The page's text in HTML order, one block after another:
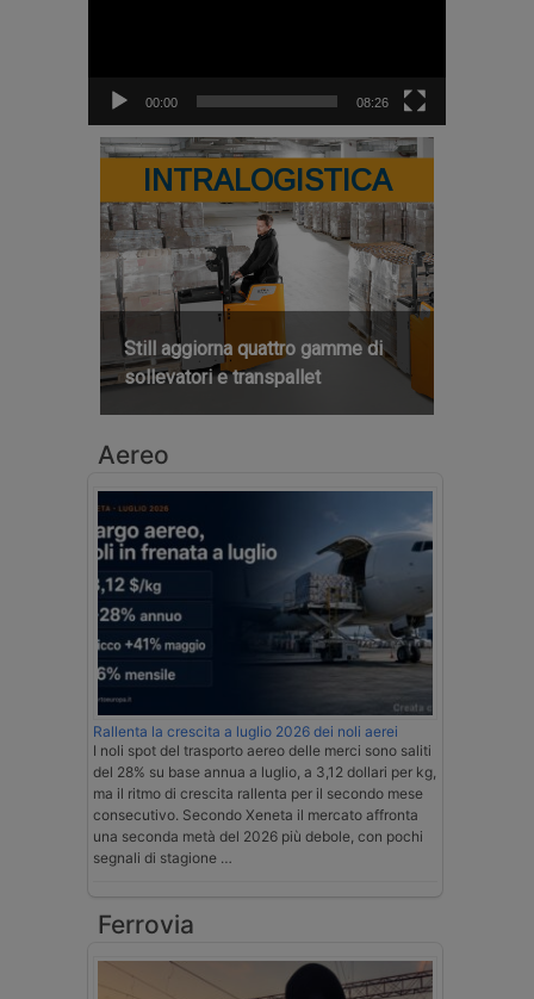
00:00 08:26
INTRALOGISTICA
Still aggiorna quattro gamme di
sollevatori e transpallet
Aereo
Rallenta la crescita a luglio 2026 dei noli aerei
I noli spot del trasporto aereo delle merci sono saliti
del 28% su base annua a luglio, a 3,12 dollari per kg,
ma il ritmo di crescita rallenta per il secondo mese
consecutivo. Secondo Xeneta il mercato affronta
una seconda metà del 2026 più debole, con pochi
segnali di stagione …
Ferrovia